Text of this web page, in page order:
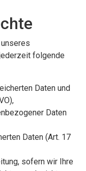
folgende
Daten und
Daten
Daten (Art. 17
sofern wir Ihre